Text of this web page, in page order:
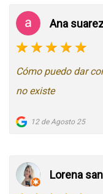
Ana
Cómo puedo dar
no existe
12 de Agosto 25
Lorena